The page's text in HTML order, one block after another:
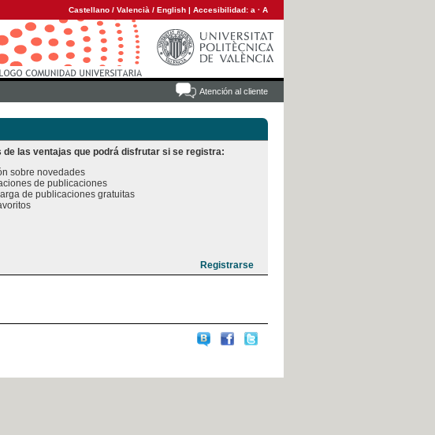
Castellano / Valencià / English | Accesibilidad: a · A
Atención al cliente
de las ventajas que podrá disfrutar si se registra:
sobre novedades
de publicaciones
de publicaciones gratuitas